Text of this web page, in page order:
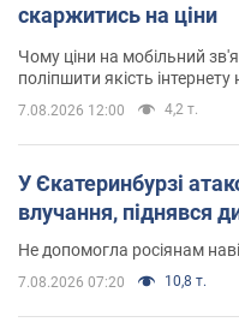
скаржитись на ціни
Чому ціни на мобільний
поліпшити якість інтернету
7.08.2026 12:00 4,2 т.
У Єкатеринбурзі
влучання, піднявся
Не допомогла росіянам
7.08.2026 07:20 10,8 т.